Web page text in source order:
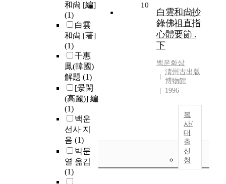
和尙 [編]
(1)
白雲
和尙 [著]
(1)
千惠
鳳(韓國)
解題 (1)
[景閑
(高麗)] 編
(1)
백운
선사 지
음 (1)
박문
열 옮김
(1)
10
白雲和尙抄
錄佛祖直指
心體要節 .
下
백운화상
淸州古出版
博物館
1996
복
사/
대
출
신
청